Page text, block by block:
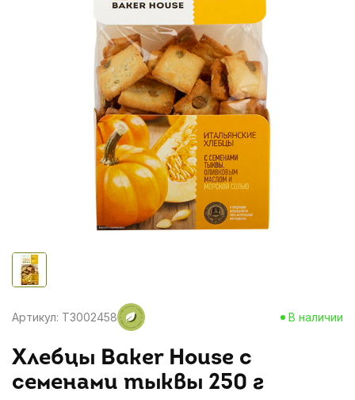
Артикул: T3002458 В наличии
Хлебцы Baker House с
семенами тыквы 250 г